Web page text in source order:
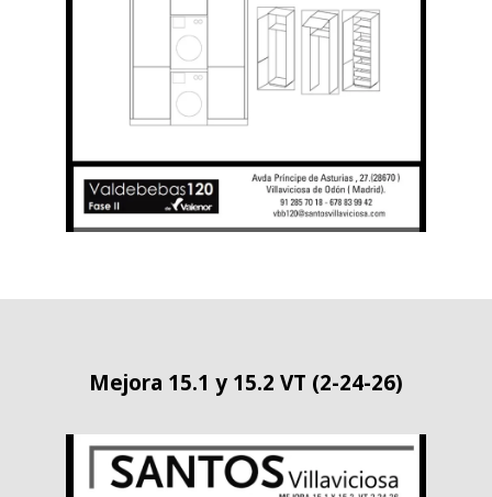
Mejora 15.1 y 15.2 VT (2-24-26)